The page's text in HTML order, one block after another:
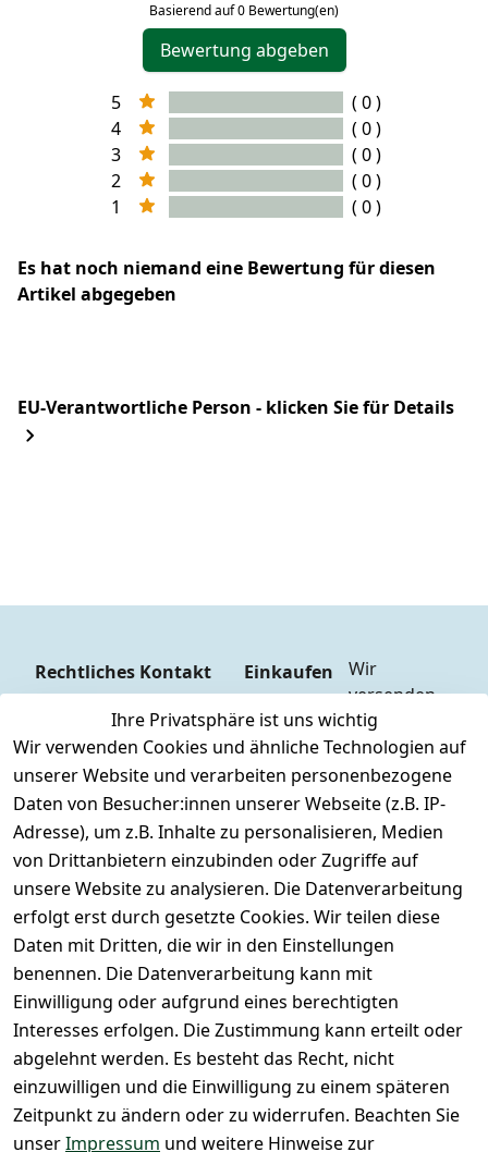
Basierend auf 0 Bewertung(en)
Bewertung abgeben
5
( 0 )
4
( 0 )
3
( 0 )
2
( 0 )
1
( 0 )
Es hat noch niemand eine Bewertung für diesen
Artikel abgegeben
EU-Verantwortliche Person - klicken Sie für Details
Ihre Privatsphäre ist uns wichtig
Wir verwenden Cookies und ähnliche Technologien auf
unserer Website und verarbeiten personenbezogene
Daten von Besucher:innen unserer Webseite (z.B. IP-
Adresse), um z.B. Inhalte zu personalisieren, Medien
von Drittanbietern einzubinden oder Zugriffe auf
unsere Website zu analysieren. Die Datenverarbeitung
erfolgt erst durch gesetzte Cookies. Wir teilen diese
Daten mit Dritten, die wir in den Einstellungen
benennen. Die Datenverarbeitung kann mit
Einwilligung oder aufgrund eines berechtigten
Interesses erfolgen. Die Zustimmung kann erteilt oder
abgelehnt werden. Es besteht das Recht, nicht
einzuwilligen und die Einwilligung zu einem späteren
Zeitpunkt zu ändern oder zu widerrufen. Beachten Sie
unserImpressum und weitere Hinweise zur
Rechtliches
Impressum
Datenschutze
rklärung
Widerrufsrec
ht
Kontakt
Registrieren
Einkaufen
arten
Versandk
osten
Hilfe
Batteriee
ntsorgun
g
Märklin
Insider
Club
Unser
Ladenges
chäft
Newslett
eranmeld
ung
Wir
versenden
mit
DHL
Zahlen Sie
bequem per
Vorkasse
Barzahlu
Abholung
PayPal /
Kreditkar
te